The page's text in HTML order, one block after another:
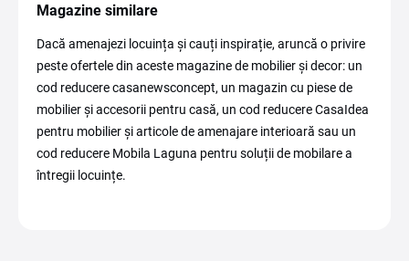
Magazine similare
Dacă amenajezi locuința și cauți inspirație, aruncă o privire
peste ofertele din aceste magazine de mobilier și decor: un
cod reducere casanewsconcept, un magazin cu piese de
mobilier și accesorii pentru casă, un cod reducere CasaIdea
pentru mobilier și articole de amenajare interioară sau un
cod reducere Mobila Laguna pentru soluții de mobilare a
întregii locuințe.